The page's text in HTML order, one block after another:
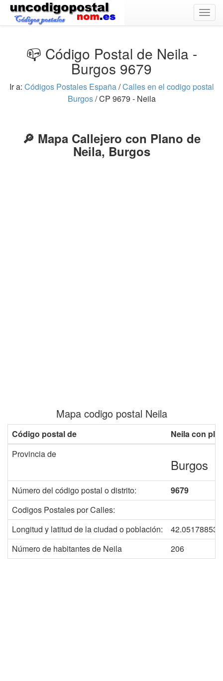
📪 Código Postal de Neila -
Burgos 9679
Ir a: Códigos Postales España/Calles en el codigo postal
Burgos/ CP 9679 - Neila
🔎 Mapa Callejero con Plano de
Neila, Burgos
Mapa codigo postal Neila
Código postal de
Neila con
Provincia de
Burgos
Número del código postal o distrito:
9679
Codigos Postales por Calles:
Longitud y latitud de la ciudad o población:
Número de habitantes de Neila
206